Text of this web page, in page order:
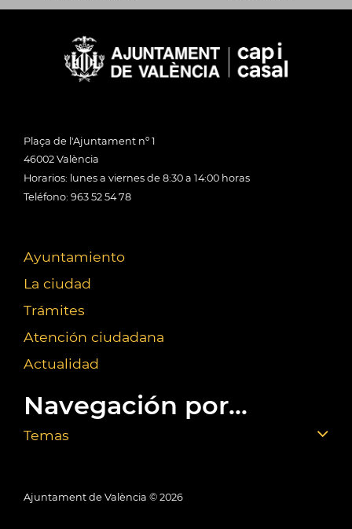
Plaça de l'Ajuntament nº 1
46002 València
Horarios: lunes a viernes de 8:30 a 14:00 horas
Teléfono: 963 52 54 78
Ayuntamiento
La ciudad
Trámites
Atención ciudadana
Actualidad
Navegación por...
Temas
Ajuntament de València © 2026